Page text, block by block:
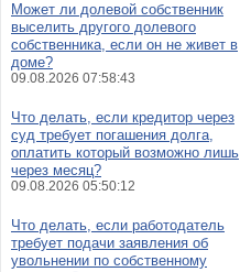
Может ли долевой собственник
выселить другого долевого
собственника, если он не живет в
доме?
09.08.2026 07:58:43
Что делать, если кредитор через
суд требует погашения долга,
оплатить который возможно лишь
через месяц?
09.08.2026 05:50:12
Что делать, если работодатель
требует подачи заявления об
увольнении по собственному